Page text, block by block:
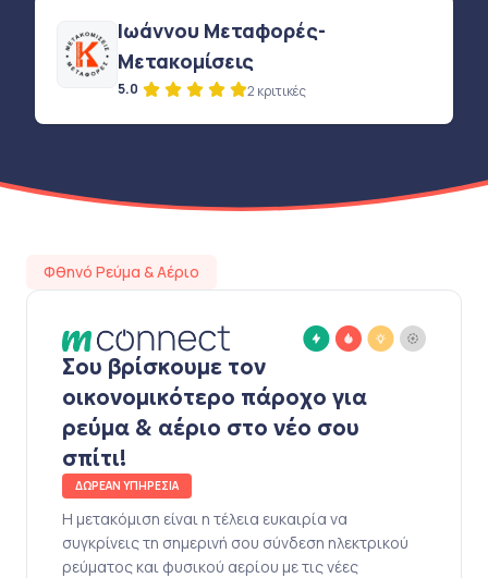
Ιωάννου Μεταφορές-
Μετακομίσεις
5.0 2 κριτικές
Φθηνό Ρεύμα & Αέριο
Σου βρίσκουμε τον
οικονομικότερο πάροχο για
ρεύμα & αέριο στο νέο σου
σπίτι!
ΔΩΡΕΑΝ ΥΠΗΡΕΣΙΑ
Η μετακόμιση είναι η τέλεια ευκαιρία να
συγκρίνεις τη σημερινή σου σύνδεση ηλεκτρικού
ρεύματος και φυσικού αερίου με τις νέες